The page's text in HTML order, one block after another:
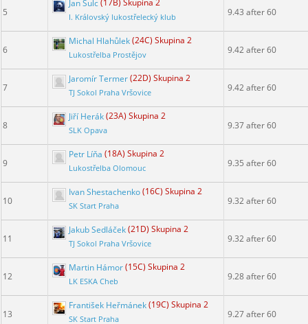
5
Jan Šulc(17B) Skupina 2
I. Královský lukostřelecký klub 9.43 after 60
6
Michal Hlahůlek(24C) Skupina 2
Lukostřelba Prostějov 9.42 after 60
7
Jaromír Termer(22D) Skupina 2
TJ Sokol Praha Vršovice 9.42 after 60
8
Jiří Herák(23A) Skupina 2
SLK Opava 9.37 after 60
9
Petr Líňa (18A) Skupina 2
Lukostřelba Olomouc 9.35 after 60
10
Ivan Shestachenko(16C) Skupina 2
SK Start Praha 9.32 after 60
11
Jakub Sedláček(21D) Skupina 2
TJ Sokol Praha Vršovice 9.32 after 60
12
Martin Hámor(15C) Skupina 2
LK ESKA Cheb 9.28 after 60
13
František Heřmánek(19C) Skupina 2
SK Start Praha 9.27 after 60